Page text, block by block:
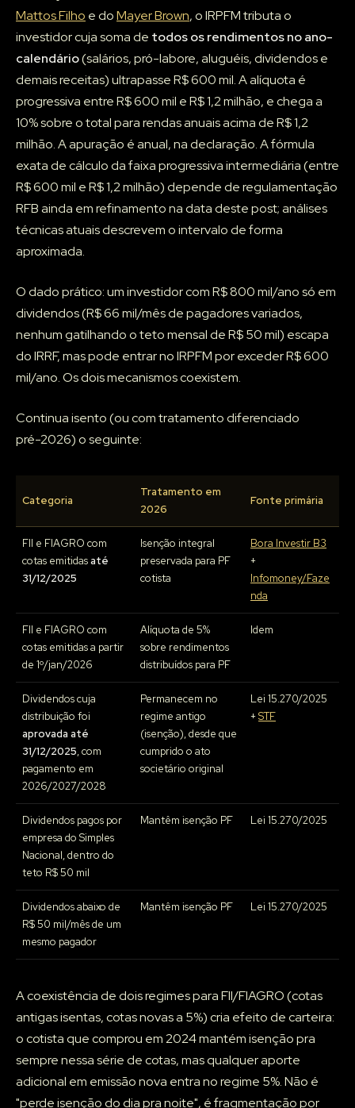
Mattos Filho e doMayer Brown, o IRPFM tributa o
investidor cuja soma de todos os rendimentos no ano-
calendário(salários, pró-labore, aluguéis, dividendos e
demais receitas) ultrapasse R$ 600 mil. A alíquota é
progressiva entre R$ 600 mil e R$ 1,2 milhão, e chega a
10% sobre o total para rendas anuais acima de R$ 1,2
milhão. A apuração é anual, na declaração. A fórmula
exata de cálculo da faixa progressiva intermediária (entre
R$ 600 mil e R$ 1,2 milhão) depende de regulamentação
RFB ainda em refinamento na data deste post; análises
técnicas atuais descrevem o intervalo de forma
aproximada.
O dado prático: um investidor com R$ 800 mil/ano só em
dividendos (R$ 66 mil/mês de pagadores variados,
nenhum gatilhando o teto mensal de R$ 50 mil) escapa
do IRRF, mas pode entrar no IRPFM por exceder R$ 600
mil/ano. Os dois mecanismos coexistem.
Continua isento (ou com tratamento diferenciado
pré-2026) o seguinte:
Categoria
Tratamento em
2026
Fonte primária
FII e FIAGRO com
cotas emitidasaté
31/12/2025
Isenção integral
preservada para PF
cotista
Bora Investir B3
+
Infomoney/Faze
nda
FII e FIAGRO com
cotas emitidas a partir
de 1º/jan/2026
Alíquota de 5%
sobre rendimentos
distribuídos para PF
Idem
Dividendos cuja
distribuição foi
aprovada até
31/12/2025, com
pagamento em
2026/2027/2028
Permanecem no
regime antigo
(isenção), desde que
cumprido o ato
societário original
Lei 15.270/2025
+STF
Dividendos pagos por
empresa do Simples
Nacional, dentro do
teto R$ 50 mil
Mantêm isenção PF Lei 15.270/2025
Dividendos abaixo de
R$ 50 mil/mês de um
mesmo pagador
Mantêm isenção PF Lei 15.270/2025
A coexistência de dois regimes para FII/FIAGRO (cotas
antigas isentas, cotas novas a 5%) cria efeito de carteira:
o cotista que comprou em 2024 mantém isenção pra
sempre nessa série de cotas, mas qualquer aporte
adicional em emissão nova entra no regime 5%. Não é
"perde isenção do dia pra noite", é fragmentação por